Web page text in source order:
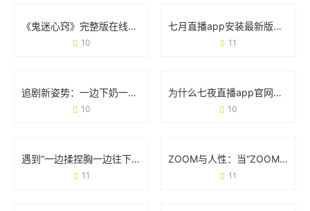
《鬼迷心窍》完整版在线观看：悬疑背后的情感与人性的较量
10
七月直播app安装最新版视频：手把手教你体验升级亮点
11
追剧新姿势：一边下奶一边吃零食敷面膜的电视剧魔力
10
为什么七夜直播app官网能成为年轻人手机里的新宠？
10
遇到“一边揉捏胸一边往下摸怎么办”？这些实用建议必须收藏
11
ZOOM与人性：当“ZOOM情”成为日常的生存法则
11